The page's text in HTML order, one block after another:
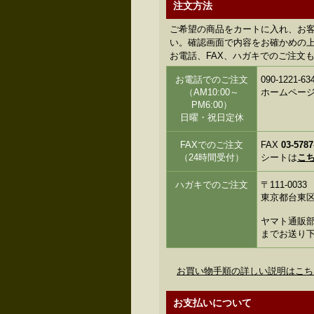
注文方法
ご希望の商品をカートに入れ、お
い。確認画面で内容をお確かめの
お電話、FAX、ハガキでのご注文
お電話でのご注文
（AM10:00～
PM6:00）
日曜・祝日定休
090-1221-
ホームペー
FAXでのご注文
（24時間受付）
FAX 03-
シートはこ
ハガキでのご注文
〒111-0033
東京都台東
ヤマト通販
までお送り
お買い物手順の詳しい説明はこ
お支払いについて